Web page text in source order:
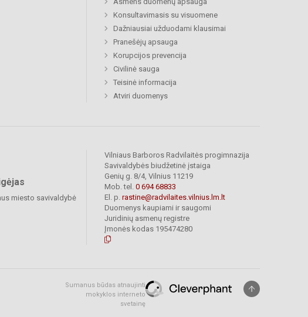
Konsultavimasis su visuomene
Dažniausiai užduodami klausimai
Pranešėjų apsauga
Korupcijos prevencija
Civilinė sauga
Teisinė informacija
Atviri duomenys
miesto savivaldybė
Vilniaus Barboros Radvilaitės progimnazija
Savivaldybės biudžetinė įstaiga
Genių g. 8/4, Vilnius 11219
Mob. tel. 0 694 68833
El. p. rastine@radvilaites.vilnius.lm.lt
Duomenys kaupiami ir saugomi
Juridinių asmenų registre
Įmonės kodas 195474280
Sumanus būdas atnaujinti
mokyklos interneto
svetainę